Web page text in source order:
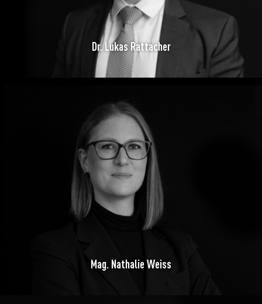
Dr. Lukas Rattacher
Mag. Nathalie Weiss